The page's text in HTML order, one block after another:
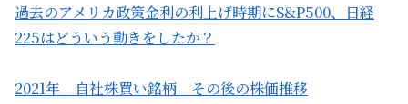
過去のアメリカ政策金利の利上げ時期にS&P500、日経
225はどういう動きをしたか？
2021年 自社株買い銘柄 その後の株価推移